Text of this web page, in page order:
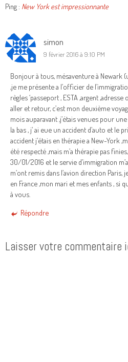
Ping : New York est impressionnante
simon
9 février 2016 à 9:10 PM
Bonjour à tous, mésaventure à Newark
,je me présente a l’officier de
règles ‘passeport , ESTA ,argent
aller et retour, c’est mon deuxième
mois auparavant ,j’étais venues pour
la bas , j’ ai eue un accident d’auto et le
accident j’étais en thérapie a New-York
été respecté ,mais m’a thérapie pas
30/01/2016 et le servie d’immigration
m’ont remis dans l’avion direction Paris,
en France ,mon mari et mes enfants , si
à vous.
Répondre
Laisser votre commentaire